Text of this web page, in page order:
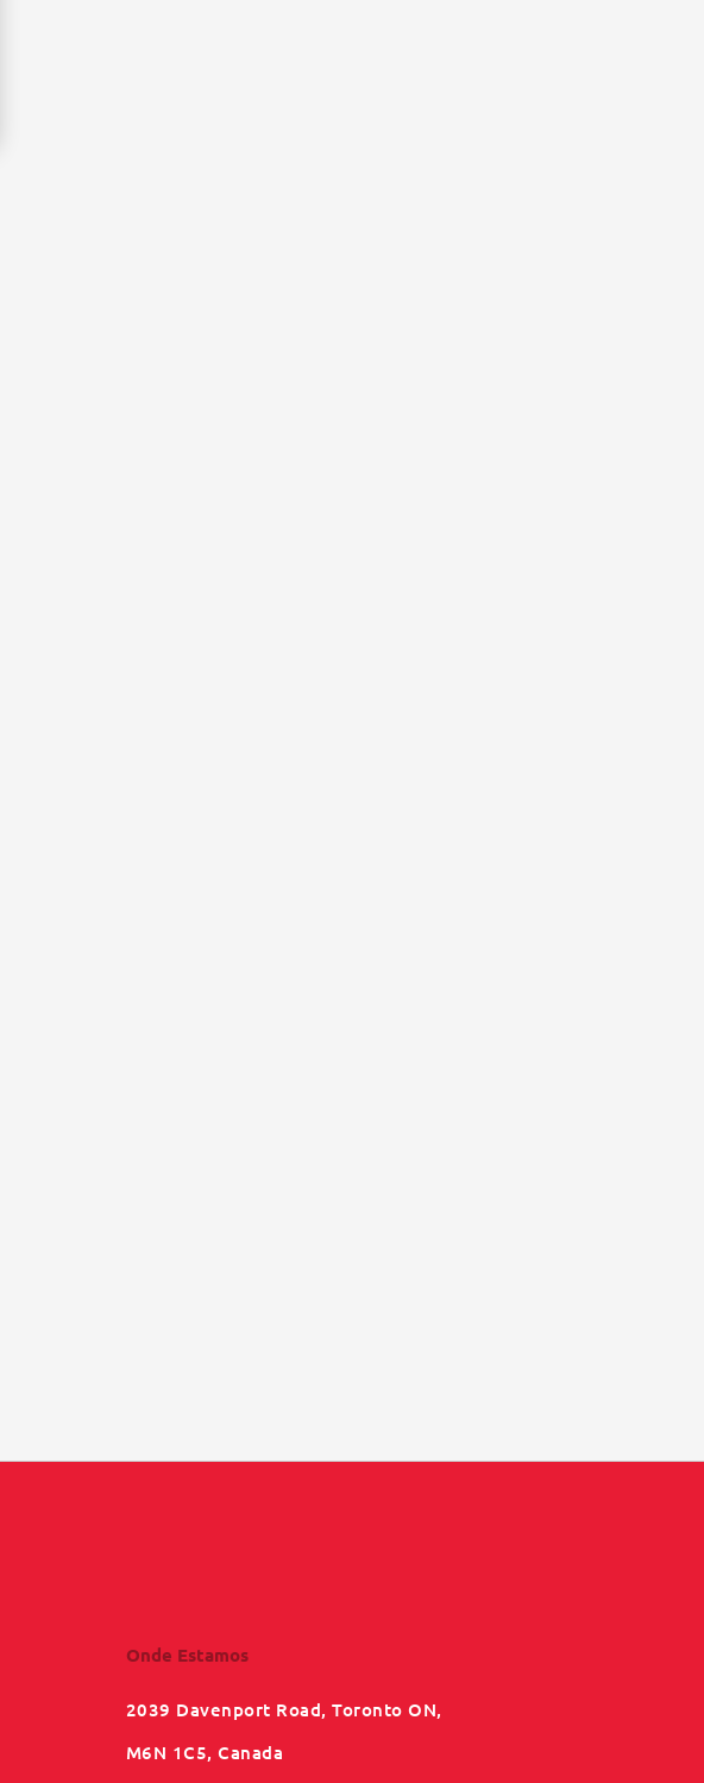
Onde Estamos
2039 Davenport Road, Toronto ON,
M6N 1C5, Canada